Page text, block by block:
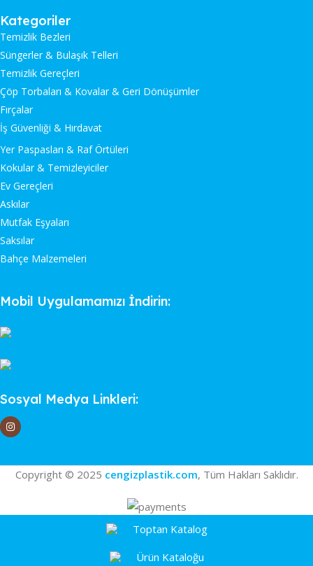
Kategoriler
Temizlik Bezleri
Süngerler & Bulaşık Telleri
Temizlik Gereçleri
Çöp Torbaları & Kovalar & Geri Dönüşümler
Fırçalar
İş Güvenliği & Hırdavat
Yer Paspasları & Raf Örtüleri
Kokular & Temizleyiciler
Ev Gereçleri
Askılar
Mutfak Eşyaları
Saksılar
Bahçe Malzemeleri
Mobil Uygulamamızı İndirin:
Sosyal Medya Linkleri:
Copyright © 2025 cengizplastik.com, Tüm Hakları Saklıdır.
Toptan Katalog
Ürün Kataloğu